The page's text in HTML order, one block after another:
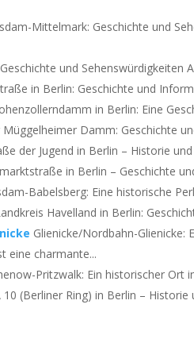
Mittelmark: Geschichte und
und Sehenswürdigkeiten
in Berlin: Geschichte und
in Berlin: Eine
Müggelheimer Damm: Geschichte
der Jugend in Berlin – Historie
in Berlin – Geschichte
Babelsberg: Eine historische
Havelland in Berlin:
Glienicke/Nordbahn-Glienicke:
eine charmante...
Pritzwalk: Ein historischer Ort
10 (Berliner Ring) in Berlin – Historie